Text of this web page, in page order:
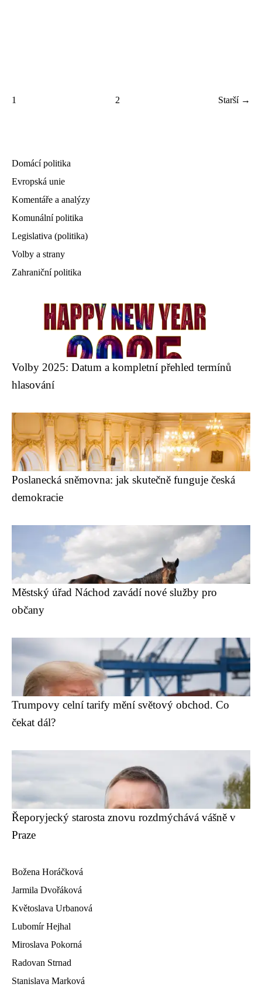
1 2 Starší →
Domácí politika
Evropská unie
Komentáře a analýzy
Komunální politika
Legislativa (politika)
Volby a strany
Zahraniční politika
Volby 2025: Datum a kompletní přehled termínů
hlasování
Poslanecká sněmovna: jak skutečně funguje česká
demokracie
Městský úřad Náchod zavádí nové služby pro
občany
Trumpovy celní tarify mění světový obchod. Co
čekat dál?
Řeporyjecký starosta znovu rozdmýchává vášně v
Praze
Božena Horáčková
Jarmila Dvořáková
Květoslava Urbanová
Lubomír Hejhal
Miroslava Pokorná
Radovan Strnad
Stanislava Marková